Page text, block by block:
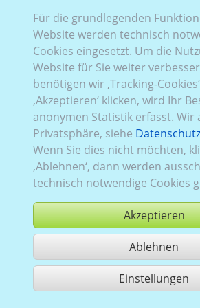
kaufen
1 Treffer teilen
Für die grundlegenden
Website werden technisch
Cookies eingesetzt. Um die
Website für Sie weiter
benötigen wir ‚Tracking-
‚Akzeptieren‘ klicken, wird Ihr
anonymen Statistik erfasst. Wir
Privatsphäre, siehe
Wenn Sie dies nicht möchten,
‚Ablehnen‘, dann werden
technisch notwendige Cookies
Akzeptieren
Ablehnen
Einstellungen